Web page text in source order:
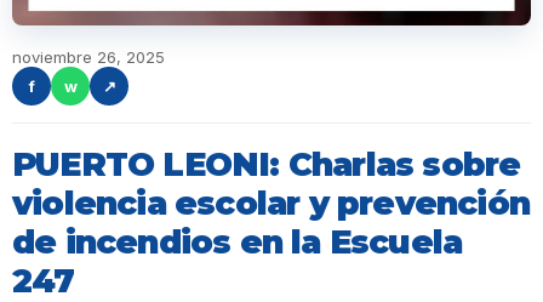
noviembre 26, 2025
f
w ↗
PUERTO LEONI: Charlas sobre
violencia escolar y prevención
de incendios en la Escuela
247